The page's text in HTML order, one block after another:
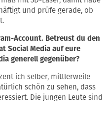
und prüfe gerade, ob
Account. Betreust du den
Social Media auf eure
generell gegenüber?
ich selber, mittlerweile
schön zu sehen, dass
Die jungen Leute sind